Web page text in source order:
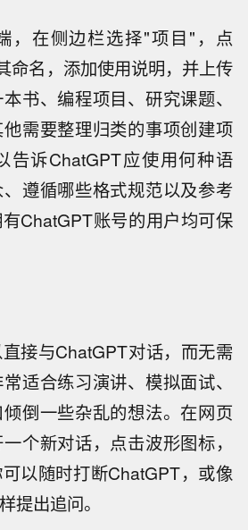
，在侧边栏选择"项目"，点
命名，添加使用说明，并上传
书、编程项目、研究课题、
需要整理归类的事项创建项
告诉ChatGPT应使用何种语
遵循哪些格式规范以及参考
ChatGPT账号的用户均可保
接与ChatGPT对话，而无需
适合练习演讲、模拟面试、
倒一些杂乱的想法。在网页
个新对话，点击波形图标，
以随时打断ChatGPT，或像
提出追问。